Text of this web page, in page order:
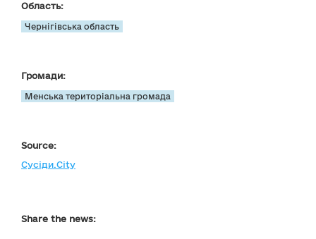
Область:
Чернігівська область
Громади:
Менська територіальна громада
Source:
Сусіди.City
Share the news: